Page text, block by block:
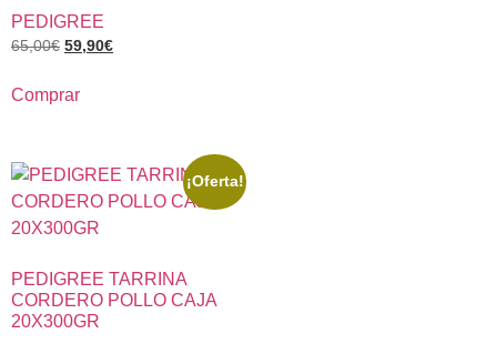
PEDIGREE
65,00€ 59,90€
Comprar
¡Oferta!
PEDIGREE TARRINA
CORDERO POLLO CAJA
20X300GR